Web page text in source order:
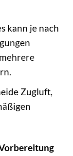
kann je nach
Zugluft,